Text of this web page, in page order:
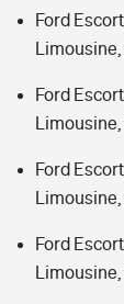
Ford
Limousine,
Ford
Limousine,
Ford
Limousine,
Ford
Limousine,